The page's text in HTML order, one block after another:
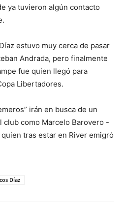
ya tuvieron algún contacto
estuvo muy cerca de pasar
Andrada, pero finalmente
fue quien llegó para
Libertadores.
irán en busca de un
club como Marcelo Barovero -
tras estar en River emigró
Díaz